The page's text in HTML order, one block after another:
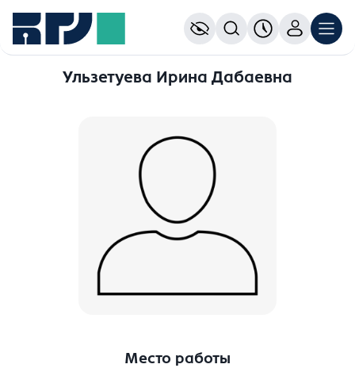
Ульзетуева Ирина Дабаевна
Место работы